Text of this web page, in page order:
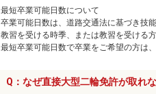
最短卒業可能日数について
卒業可能日数は、道路交通法に基づき技
教習を受ける時季、または教習を受ける
最短卒業可能日数で卒業をご希望の方は
Q：なぜ直接大型二輪免許が取れ